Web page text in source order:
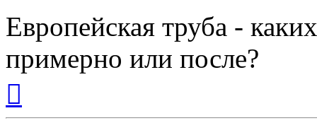
Европейская труба -
примерно или после?
началу